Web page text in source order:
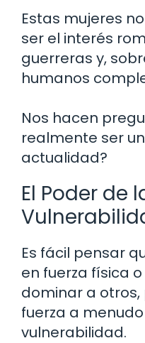
Estas mujeres
ser el interés
guerreras y,
humanos
Nos hacen
realmente ser
actualidad?
El Poder de
Es fácil pensar
en fuerza física
dominar a
fuerza a
vulnerabilidad.